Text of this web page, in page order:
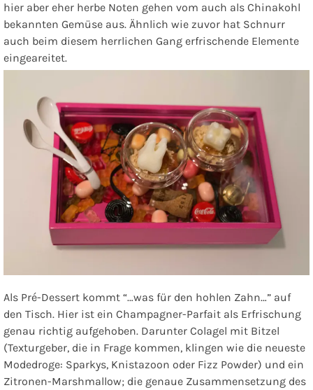
hier aber eher herbe Noten gehen vom auch als Chinakohl
bekannten Gemüse aus. Ähnlich wie zuvor hat Schnurr
auch beim diesem herrlichen Gang erfrischende Elemente
eingeareitet.
Als Pré-Dessert kommt “…was für den hohlen Zahn…” auf
den Tisch. Hier ist ein Champagner-Parfait als Erfrischung
genau richtig aufgehoben. Darunter Colagel mit Bitzel
(Texturgeber, die in Frage kommen, klingen wie die neueste
Modedroge: Sparkys, Knistazoon oder Fizz Powder) und ein
Zitronen-Marshmallow; die genaue Zusammensetzung des